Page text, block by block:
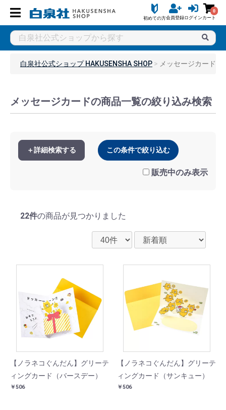
初めての方会員登録ログイン
0
カート
白泉社公式ショップ HAKUSENSHA SHOP メッセージカード
メッセージカードの商品一覧の絞り込み検索
＋詳細検索する この条件で絞り込む
販売中のみ表示
22件の商品が見つかりました
【ノラネコぐんだん】グリーテ
ィングカード（バースデー）
￥506
【ノラネコぐんだん】グリーテ
ィングカード（サンキュー）
￥506